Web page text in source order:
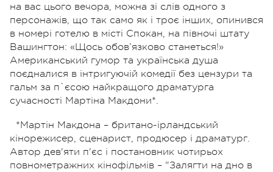
на вас цього вечора, можна зі слів одного з
персонажів, що так само як і троє інших, опинився
в номері готелю в місті Спокан, на півночі штату
Вашингтон: «Щось обов’язково станеться!»
Американський гумор та українська душа
поєдналися в інтригуючій комедії без цензури та
гальм за п`єсою найкращого драматурга
сучасності Мартіна Макдони*.
*Мартін Макдона – британо-ірландський
кінорежисер, сценарист, продюсер і драматург.
Автор дев'яти п'єс і постановник чотирьох
повнометражних кінофільмів – "Залягти на дно в